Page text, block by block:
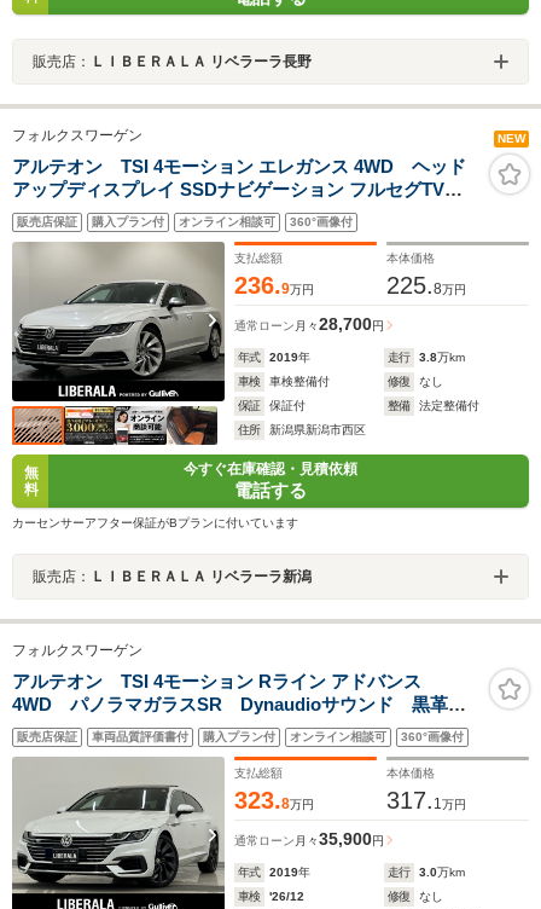
販売店： ＬＩＢＥＲＡＬＡ リベラーラ長野
フォルクスワーゲン NEW
アルテオン TSI 4モーション エレガンス 4WD ヘッド
アップディスプレイ SSDナビゲーション フルセグTV
Bluetooth Apple CarPlay Android Auto オールインセー
フティ アダプティブクルーズコントロール アラウンドビ
ューカメラ フロントシートヒーター ドラレコ
販売店保証 購入プラン付 オンライン相談可 360°画像付
支払総額
236.9万円
本体価格
225.8万円
通常ローン 月々28,700円
年式 2019年 走行 3.8万km
車検
車検整備付 修復
なし
保証
保証付 整備
法定整備付
住所
新潟県新潟市西区
無
料
今すぐ在庫確認・見積依頼
電話する
カーセンサーアフター保証がBプランに付いています
販売店： ＬＩＢＥＲＡＬＡ リベラーラ新潟
フォルクスワーゲン
アルテオン TSI 4モーション Rライン アドバンス
4WD パノラマガラスSR Dynaudioサウンド 黒革
全席シートヒーター パワーシート アダプティブLED
ヘッドライト オートハイビーム アンビエントライ
ト レインセンサー ACC レーンキープ ブラインド
スポット
販売店保証 車両品質評価書付 購入プラン付 オンライン相談可 360°画像付
支払総額
323.8万円
本体価格
317. 1万円
通常ローン 月々35,900円
年式 2019年 走行 3.0万km
車検
'26/12 修復
なし